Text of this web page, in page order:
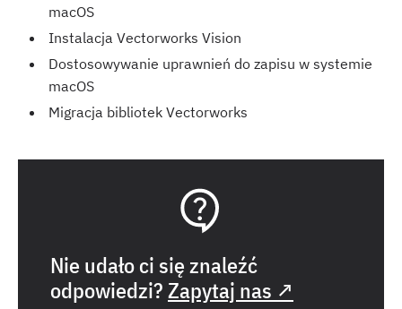
macOS
Instalacja Vectorworks Vision
Dostosowywanie uprawnień do zapisu w systemie
macOS
Migracja bibliotek Vectorworks
Nie udało ci się znaleźć
odpowiedzi?Zapytaj nas ↗